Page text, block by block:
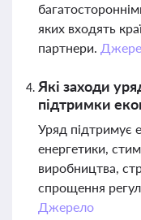
яких входять
партнери.
Які заходи
підтримки
Уряд підтримує
енергетики,
виробництва,
спрощення
Джерело